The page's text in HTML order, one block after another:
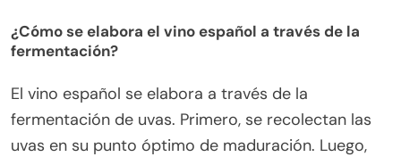
¿Cómo se elabora el vino español a través de la
fermentación?
El vino español se elabora a través de la
fermentación de uvas. Primero, se recolectan las
uvas en su punto óptimo de maduración. Luego,